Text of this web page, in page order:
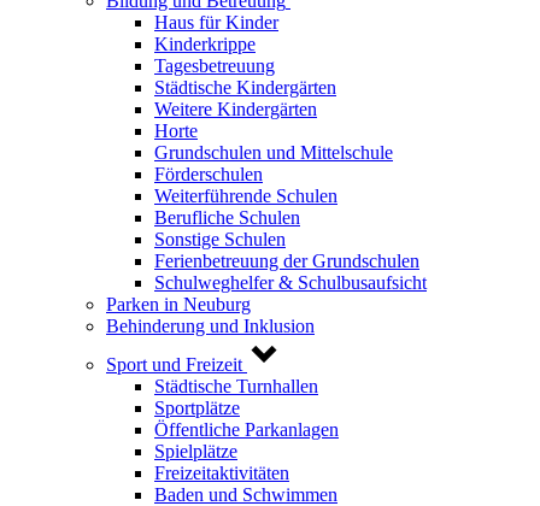
Haus für Kinder
Kinderkrippe
Tagesbetreuung
Städtische Kindergärten
Weitere Kindergärten
Horte
Grundschulen und Mittelschule
Förderschulen
Weiterführende Schulen
Berufliche Schulen
Sonstige Schulen
Ferienbetreuung der Grundschulen
Schulweghelfer & Schulbusaufsicht
Parken in Neuburg
Behinderung und Inklusion
Sport und Freizeit
Städtische Turnhallen
Sportplätze
Öffentliche Parkanlagen
Spielplätze
Freizeitaktivitäten
Baden und Schwimmen